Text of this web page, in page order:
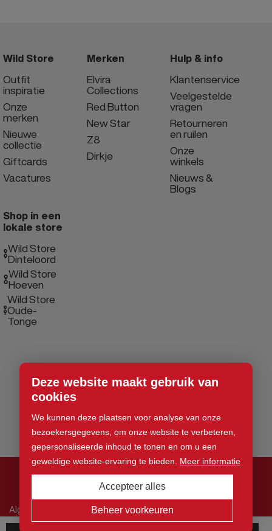
Deze website maakt gebruik van
cookies
We kunnen deze plaatsen voor analyse van onze
bezoekersgegevens, om onze website te verbeteren,
gepersonaliseerde inhoud te tonen en om u een
geweldige website-ervaring te bieden. Meer informatie
Beheer voorkeuren
Accepteer alles
Wild Store
Outfit
inspiratie
Onze
merken
Nieuwe
collectie
Giftcards
Vacatures
Merken
Elvira
Collections
Red Button
New Star
Z8
Dirkje
Hulp & info
Klantenservice
Veelgestelde
vragen
Retourneren
en ruilen
Onze
winkels
Nieuws &
Blogs
Shop in een
lokale store
Wild Store
Dinteloord
Wild Store
Hoeven
Wild Store
Oude-
Tonge
© 2026 Wild Store. Alle rechten voorbehouden
Algemene voorwaarden
Privacy Statement
Cookies